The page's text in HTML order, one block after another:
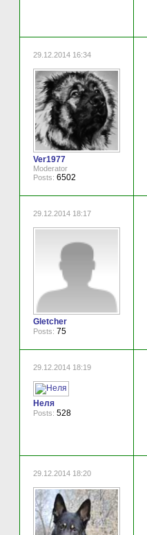
29.12.2014 16:34
Ver1977
Moderator
Posts: 6502
29.12.2014 18:17
Gletcher
Posts: 75
29.12.2014 18:19
Неля
Posts: 528
29.12.2014 18:20